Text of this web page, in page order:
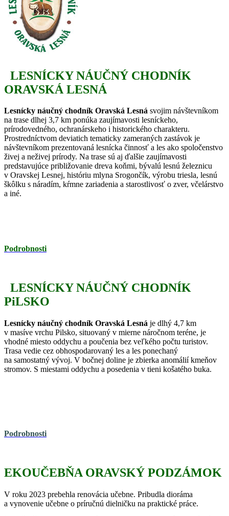
LESNÍCKY NÁUČNÝ CHODNÍK
ORAVSKÁ LESNÁ
Lesnícky náučný chodník Oravská Lesná svojim návštevníkom
na trase dlhej 3,7 km ponúka zaujímavosti lesníckeho,
prírodovedného, ochranárskeho i historického charakteru.
Prostredníctvom deviatich tematicky zameraných zastávok je
návštevníkom prezentovaná lesnícka činnosť a les ako spoločenstvo
živej a neživej prírody. Na trase sú aj ďalšie zaujímavosti
predstavujúce približovanie dreva koňmi, bývalú lesnú železnicu
v Oravskej Lesnej, históriu mlyna Srogončík, výrobu triesla, lesnú
škôlku s náradím, kŕmne zariadenia a starostlivosť o zver, včelárstvo
a iné.
Podrobnosti
LESNÍCKY NÁUČNÝ CHODNÍK
PiLSKO
Lesnícky náučný chodník Oravská Lesná je dlhý 4,7 km
v masíve vrchu Pilsko, situovaný v mierne náročnom teréne, je
vhodné miesto oddychu a poučenia bez veľkého počtu turistov.
Trasa vedie cez obhospodarovaný les a les ponechaný
na samostatný vývoj. V bočnej doline je zbierka anomálií kmeňov
stromov. S miestami oddychu a posedenia v tieni košatého buka.
Podrobnosti
EKOUČEBŇA ORAVSKÝ PODZÁMOK
V roku 2023 prebehla renovácia učebne. Pribudla dioráma
a vynovenie učebne o príručnú dielničku na praktické práce.